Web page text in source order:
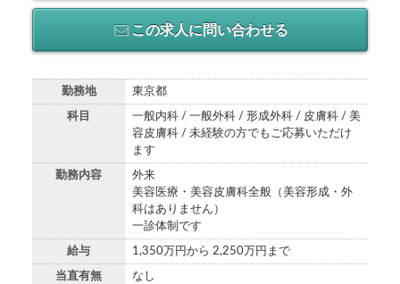
この求人に問い合わせる
勤務地 東京都
科目
一般内科 / 一般外科 / 形成外科 / 皮膚科 / 美
容皮膚科 / 未経験の方でもご応募いただけ
ます
勤務内容
外来
美容医療・美容皮膚科全般（美容形成・外
科はありません）
一診体制です
給与 1,350万円から 2,250万円まで
当直有無 なし